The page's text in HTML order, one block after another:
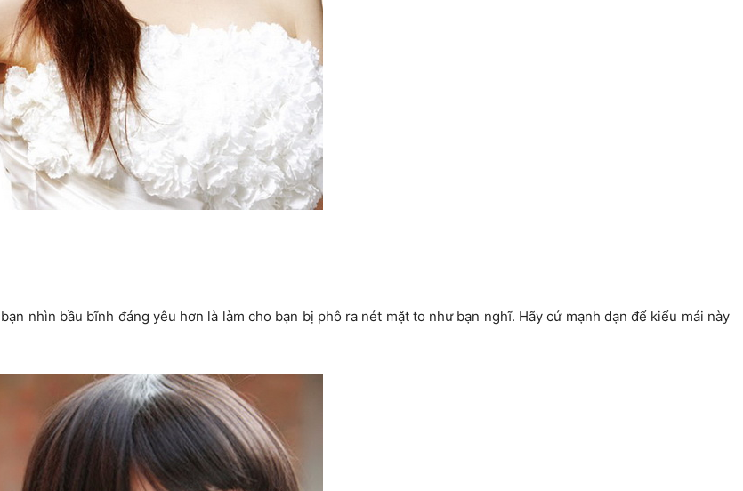
nhìn bầu bĩnh đáng yêu hơn là làm cho bạn bị phô ra nét mặt to như bạn nghĩ. Hãy cứ mạnh dạn để kiểu mái này